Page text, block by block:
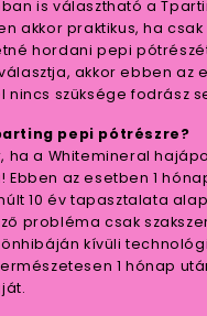
is választható a
akkor praktikus, ha csak
hordani pepi
akkor ebben az
nincs szüksége fodrász
pepi pótrészre?
ha a Whitemineral
Ebben az esetben 1
10 év tapasztalata
probléma csak
kívüli
1 hónap